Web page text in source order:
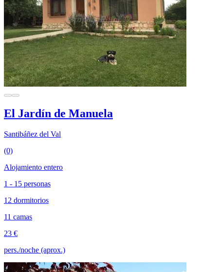
El Jardín de Manuela
Santibáñez del Val
(0)
Alojamiento entero
1 - 15 personas
12 dormitorios
11 camas
23 €
pers./noche (aprox.)